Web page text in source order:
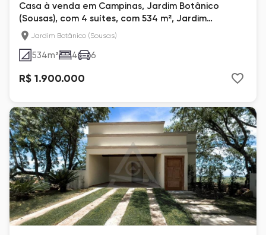
Casa à venda em Campinas, Jardim Botânico
(Sousas), com 4 suítes, com 534 m², Jardim
Botânico
Jardim Botânico (Sousas)
534m² 4 6
R$ 1.900.000